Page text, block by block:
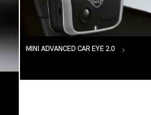
MINI ADVANCED CAR EYE 2.0